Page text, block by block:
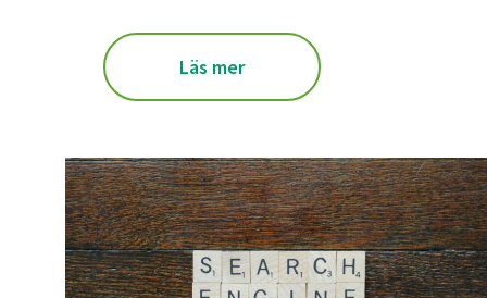
Läs mer